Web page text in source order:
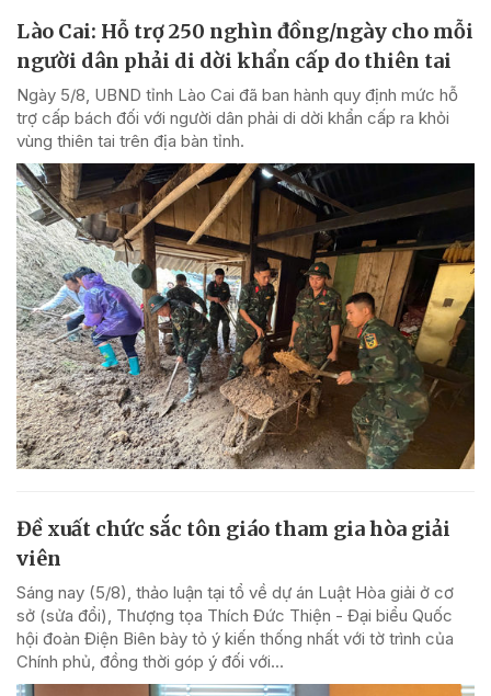
Lào Cai: Hỗ trợ 250 nghìn đồng/ngày cho mỗi
người dân phải di dời khẩn cấp do thiên tai
Ngày 5/8, UBND tỉnh Lào Cai đã ban hành quy định mức hỗ
trợ cấp bách đối với người dân phải di dời khẩn cấp ra khỏi
vùng thiên tai trên địa bàn tỉnh.
Đề xuất chức sắc tôn giáo tham gia hòa giải
viên
Sáng nay (5/8), thảo luận tại tổ về dự án Luật Hòa giải ở cơ
sở (sửa đổi), Thượng tọa Thích Đức Thiện - Đại biểu Quốc
hội đoàn Điện Biên bày tỏ ý kiến thống nhất với tờ trình của
Chính phủ, đồng thời góp ý đối với...